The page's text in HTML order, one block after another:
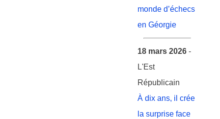
monde d’échecs
en Géorgie
18 mars 2026 -
L'Est
Républicain
À dix ans, il crée
la surprise face